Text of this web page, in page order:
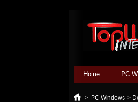
Home PC
> PC Windows >